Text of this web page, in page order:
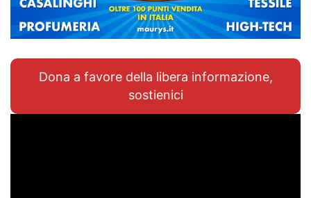
Dona a favore della libera informazione,
sostienici